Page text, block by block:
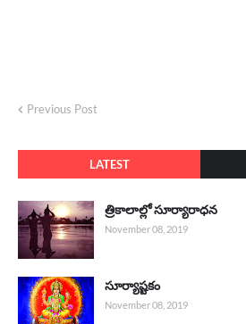
Previous Post
LATEST
త్రికాలాల్లో సూర్యారాధన
November 08, 2019
సూర్యాష్టకం
November 08, 2019